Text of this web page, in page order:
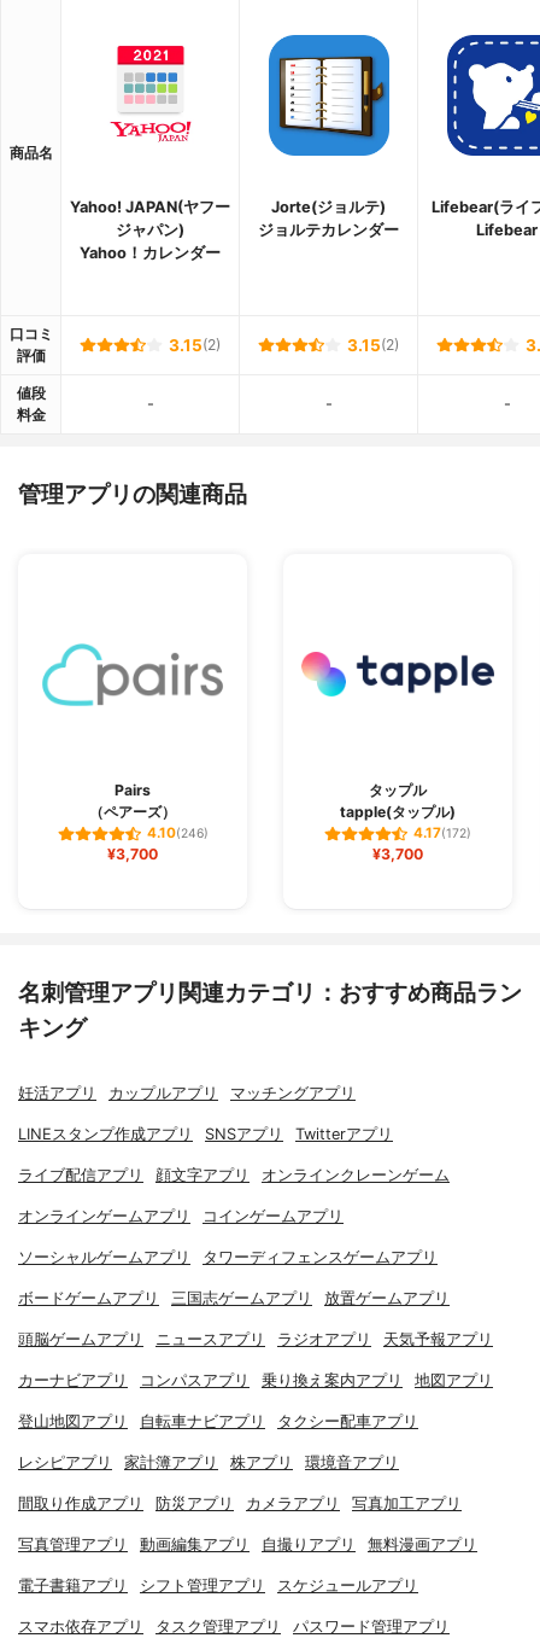
商品名
Yahoo! JAPAN(ヤフー
ジャパン)
Yahoo！カレンダー
Jorte(ジョルテ)
ジョルテカレンダー
Lifebear(ライ
Lifebear
口コミ
評価
3.15(2) 3.15(2)
値段
料金
- - -
管理アプリの関連商品
Pairs
（ペアーズ）
4.10(246)
¥3,700
タップル
tapple(タップル)
4.17(172)
¥3,700
名刺管理アプリ関連カテゴリ：おすすめ商品ラン
キング
妊活アプリ カップルアプリ マッチングアプリ
LINEスタンプ作成アプリ SNSアプリ Twitterアプリ
ライブ配信アプリ 顔文字アプリ オンラインクレーンゲーム
オンラインゲームアプリ コインゲームアプリ
ソーシャルゲームアプリ タワーディフェンスゲームアプリ
ボードゲームアプリ 三国志ゲームアプリ 放置ゲームアプリ
頭脳ゲームアプリ ニュースアプリ ラジオアプリ 天気予報アプリ
カーナビアプリ コンパスアプリ 乗り換え案内アプリ 地図アプリ
登山地図アプリ 自転車ナビアプリ タクシー配車アプリ
レシピアプリ 家計簿アプリ 株アプリ 環境音アプリ
間取り作成アプリ 防災アプリ カメラアプリ 写真加工アプリ
写真管理アプリ 動画編集アプリ 自撮りアプリ 無料漫画アプリ
電子書籍アプリ シフト管理アプリ スケジュールアプリ
スマホ依存アプリ タスク管理アプリ パスワード管理アプリ